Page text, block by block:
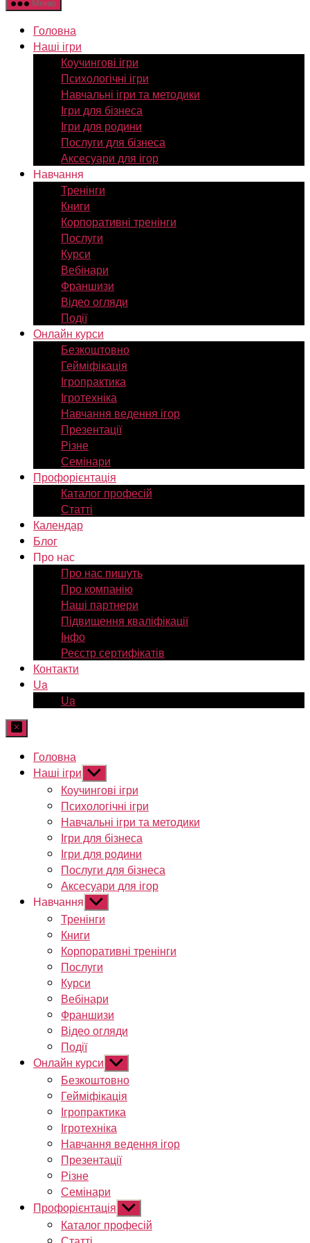
Меню
Головна
Наші ігри
Коучингові ігри
Психологічні ігри
Навчальні ігри та методики
Ігри для бізнеса
Ігри для родини
Послуги для бізнеса
Аксесуари для ігор
Навчання
Тренінги
Книги
Корпоративні тренінги
Послуги
Курси
Вебінари
Франшизи
Відео огляди
Події
Онлайн курси
Безкоштовно
Гейміфікація
Ігропрактика
Ігротехніка
Навчання ведення ігор
Презентації
Різне
Семінари
Профорієнтація
Каталог професій
Статті
Календар
Блог
Про нас
Про нас пишуть
Про компанію
Наші партнери
Підвищення кваліфікації
Інфо
Реєстр сертифікатів
Контакти
Ua
Ua
Головна
Наші ігри Показати
підменю
Коучингові ігри
Психологічні ігри
Навчальні ігри та методики
Ігри для бізнеса
Ігри для родини
Послуги для бізнеса
Аксесуари для ігор
Навчання Показати
підменю
Тренінги
Книги
Корпоративні тренінги
Послуги
Курси
Вебінари
Франшизи
Відео огляди
Події
Онлайн курси Показати
підменю
Безкоштовно
Гейміфікація
Ігропрактика
Ігротехніка
Навчання ведення ігор
Презентації
Різне
Семінари
Профорієнтація Показати
підменю
Каталог професій